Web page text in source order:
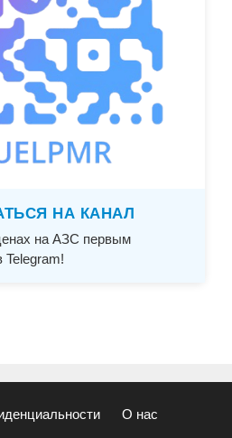
НА КАНАЛ
на АЗС первым
Telegram!
О нас